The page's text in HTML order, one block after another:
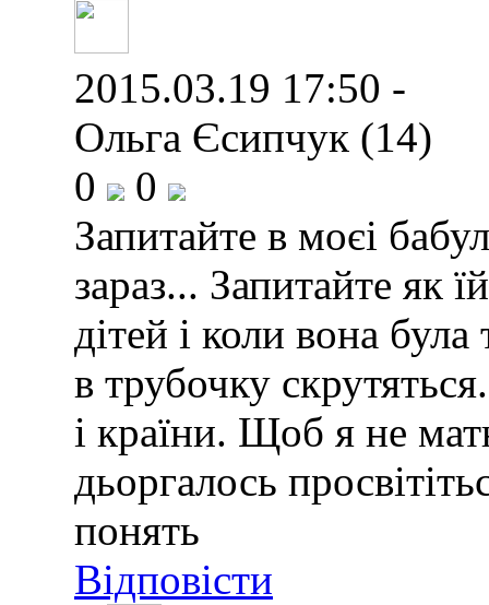
2015.03.19 17:50 -
Ольга Єсипчук (14)
0
0
Запитайте в моєі
зараз... Запитайте як
дітей і коли вона
в трубочку
і країни. Щоб я не
дьоргалось
понять
Відповісти